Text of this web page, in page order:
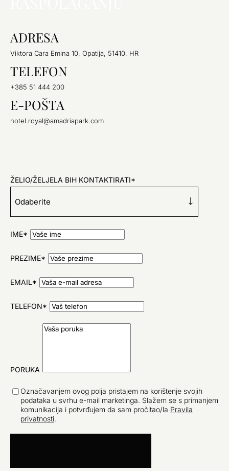
ADRESA
Viktora Cara Emina 10, Opatija, 51410, HR
TELEFON
+385 51 444 200
E-POŠTA
hotel.royal@amadriapark.com
ŽELIO/ŽELJELA BIH KONTAKTIRATI*
IME*
PREZIME*
EMAIL*
TELEFON*
PORUKA
Označavanjem ovog polja pristajem na korištenje svojih
podataka u svrhu e-mail marketinga. Slažem se s primanjem
komunikacija i potvrđujem da sam pročitao/la Pravila
privatnosti.